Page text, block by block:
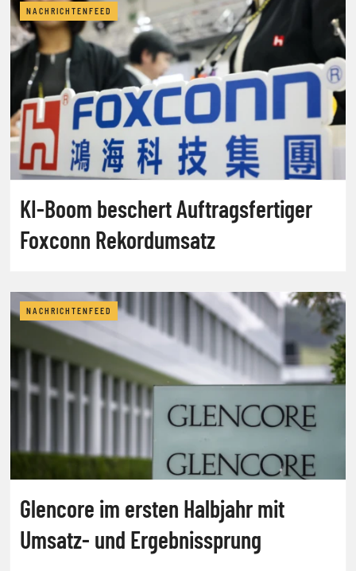
NACHRICHTENFEED
KI-Boom beschert Auftragsfertiger
Foxconn Rekordumsatz
NACHRICHTENFEED
Glencore im ersten Halbjahr mit
Umsatz- und Ergebnissprung